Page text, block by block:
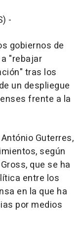
-
gobiernos de
"rebajar
tras los
un despliegue
frente a la
Guterres,
según
que se ha
entre los
en la que ha
por medios